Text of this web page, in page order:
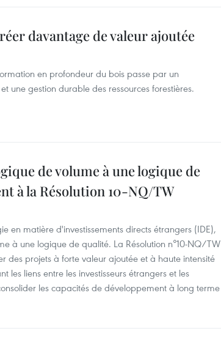
davantage de valeur ajoutée
en profondeur du bois passe par un
une gestion durable des ressources forestières.
de volume à une logique de
à la Résolution 10-NQ/TW
en matière d'investissements directs étrangers (IDE),
à une logique de qualité. La Résolution n°10-NQ/TW
des projets à forte valeur ajoutée et à haute intensité
les liens entre les investisseurs étrangers et les
les capacités de développement à long terme